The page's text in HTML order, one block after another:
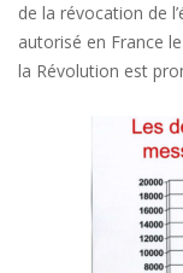
de la révocation de
autorisé en France
la Révolution est